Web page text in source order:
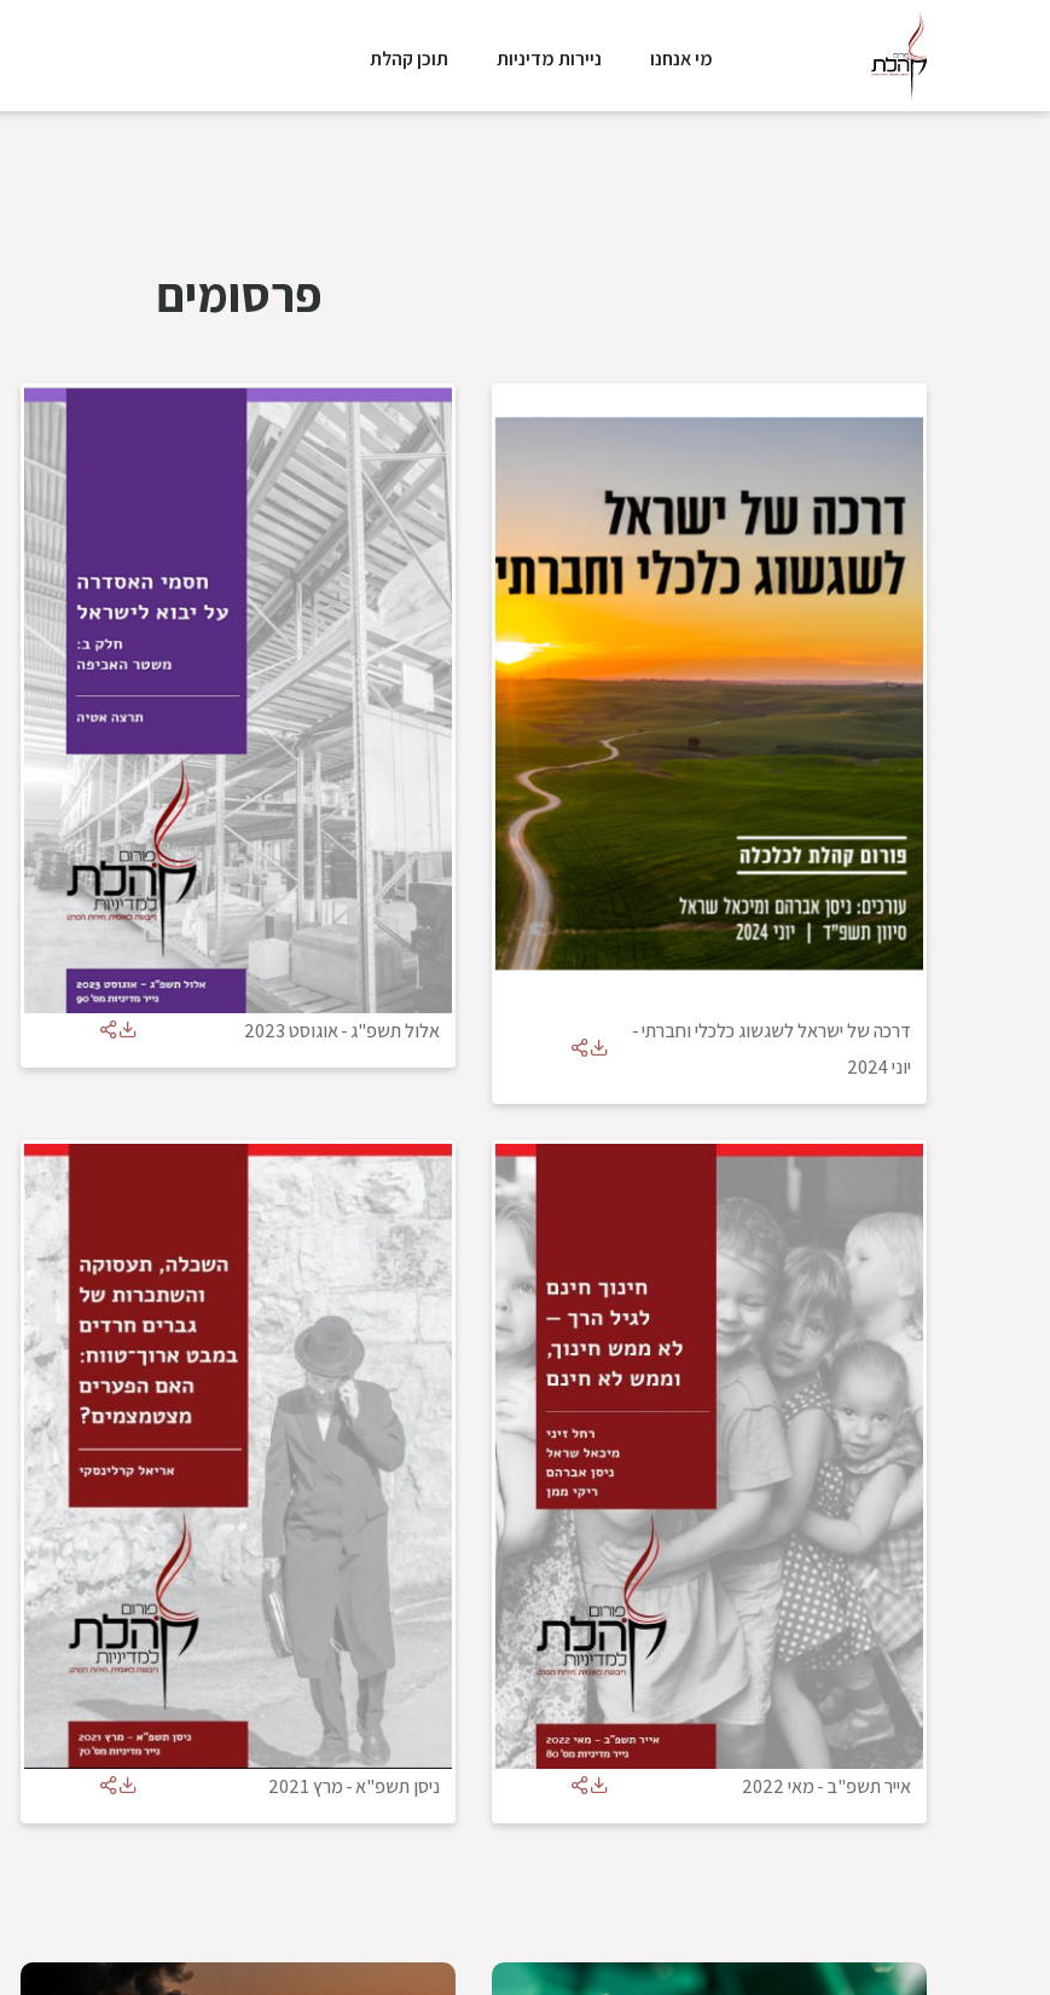
מי אנחנו ניירות מדיניות תוכן קהלת
פרסומים
דרכה של ישראל לשגשוג כלכלי וחברתי-
יוני 2024
אלול תשפ"ג-אוגוסט 2023
אייר תשפ"ב-מאי 2022 ניסן תשפ"א-מרץ 2021